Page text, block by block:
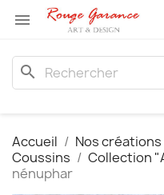

search
Accueil Nos créations
Coussins
Collection
nénuphar